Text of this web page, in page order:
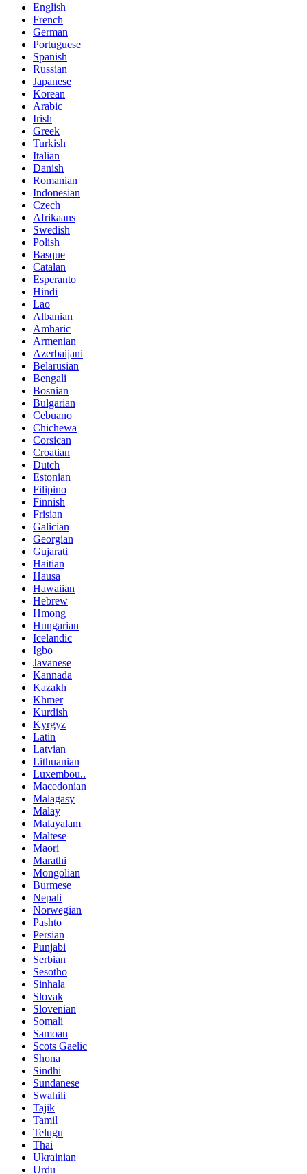
English
French
German
Portuguese
Spanish
Russian
Japanese
Korean
Arabic
Irish
Greek
Turkish
Italian
Danish
Romanian
Indonesian
Czech
Afrikaans
Swedish
Polish
Basque
Catalan
Esperanto
Hindi
Lao
Albanian
Amharic
Armenian
Azerbaijani
Belarusian
Bengali
Bosnian
Bulgarian
Cebuano
Chichewa
Corsican
Croatian
Dutch
Estonian
Filipino
Finnish
Frisian
Galician
Georgian
Gujarati
Haitian
Hausa
Hawaiian
Hebrew
Hmong
Hungarian
Icelandic
Igbo
Javanese
Kannada
Kazakh
Khmer
Kurdish
Kyrgyz
Latin
Latvian
Lithuanian
Luxembou..
Macedonian
Malagasy
Malay
Malayalam
Maltese
Maori
Marathi
Mongolian
Burmese
Nepali
Norwegian
Pashto
Persian
Punjabi
Serbian
Sesotho
Sinhala
Slovak
Slovenian
Somali
Samoan
Scots Gaelic
Shona
Sindhi
Sundanese
Swahili
Tajik
Tamil
Telugu
Thai
Ukrainian
Urdu